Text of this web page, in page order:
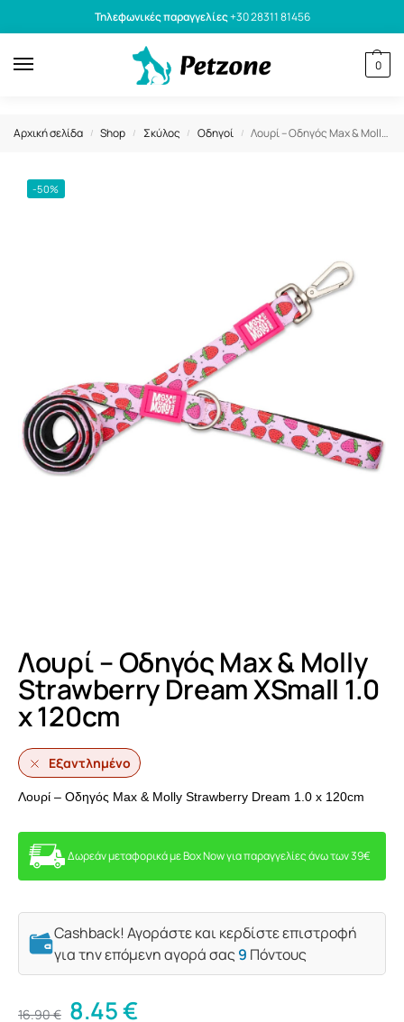
Τηλεφωνικές παραγγελίες+30 28311 81456
0
Αρχική σελίδα / Shop / Σκύλος / Οδηγοί / Λουρί – Οδηγός Max & Molly Strawberry Dream ΧSmall 1.0 x 120cm
-50%
Λουρί – Οδηγός Max & Molly
Strawberry Dream ΧSmall 1.0
x 120cm
Εξαντλημένο
Λουρί – Οδηγός Max & Molly Strawberry Dream 1.0 x 120cm
Δωρεάν μεταφορικά με Box Now για παραγγελίες άνω των 39€
Cashback! Αγοράστε και κερδίστε επιστροφή
για την επόμενη αγορά σας9 Πόντους
16.90€ 8.45€